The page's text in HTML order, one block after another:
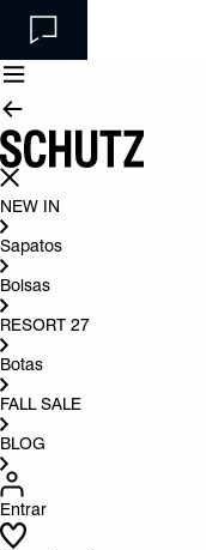
NEW IN
Sapatos
Bolsas
RESORT 27
Botas
FALL SALE
BLOG
Entrar